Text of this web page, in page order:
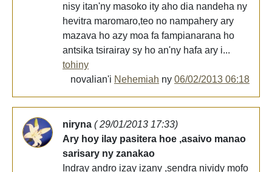
nisy itan'ny masoko ity aho dia nandeha ny
hevitra maromaro,teo no nampahery ary
mazava ho azy moa fa fampianarana ho
antsika tsirairay sy ho an'ny hafa ary i...
tohiny
novalian'i Nehemiah ny 06/02/2013 06:18
niryna ( 29/01/2013 17:33)
Ary hoy ilay pasitera hoe ,asaivo manao
sarisary ny zanakao
Indray andro izay izany ,sendra nividy mofo